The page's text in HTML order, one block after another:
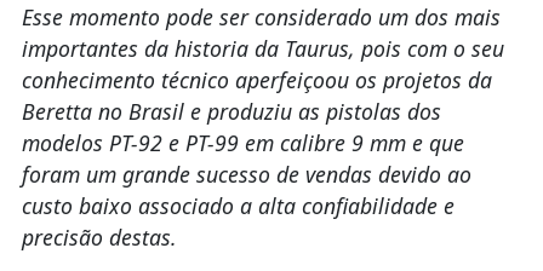
Esse momento pode ser considerado um dos mais
importantes da historia da Taurus, pois com o seu
conhecimento técnico aperfeiçoou os projetos da
Beretta no Brasil e produziu as pistolas dos
modelos PT-92 e PT-99 em calibre 9 mm e que
foram um grande sucesso de vendas devido ao
custo baixo associado a alta confiabilidade e
precisão destas.